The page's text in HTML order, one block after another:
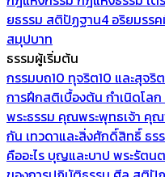
ยธรรม สติปัฏฐาน4 อริยมรร
สมุปบาท
ธรรมผู้เริ่มต้น
กรรมบถ10 ทุจริต10 และสุจริ
การฝึกสติเบื้องต้น กำเนิดโลก
พระธรรม คุณพระพุทธเจ้า คุณ
กัน เทวดาและสิ่งศักดิ์สิทธิ์ธร
คืออะไร บุญและบาป พระรัตน